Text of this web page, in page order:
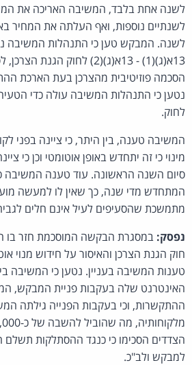
לשנה אחת בלבד, המשיבה האריכה את
לשנתיים נוספות, ואף העלתה את המחיר
13א(ג)(1) - 13א(ג)(2) לחוק
הסכמה פוזיטיבית מהצרכן בעת הארכת
לחוק.
המשיבה טענה, בין היתר, כי ציינה בפני
מינוי כי זה יתחדש באופן אוטומטי וכן כי
סיום השנה הראשונה. עוד טענה המשיבה כי
המתחדש מדי שנה, כך שאין לו למעשה
מתמשכת שהסעיפים לעיל אינם חלים
נפסק: במסגרת הבקשה המוסכמת חזר בו
חוק הגנת הצרכן והאיסור על חידוש מנוי
טענות המשיבה בעניין. נטען כי המשיבה
האינטרנט שלה בעקבות פניית המבקש,
ההתקשרות, וכי בעקבות הפנייה גילתה
למבקש ולב"כ.